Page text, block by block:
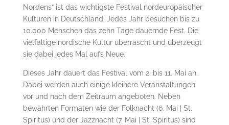
Nordens“ ist das wichtigste Festival nordeuropäischer
Kulturen in Deutschland. Jedes Jahr besuchen bis zu
10.000 Menschen das zehn Tage dauernde Fest. Die
vielfältige nordische Kultur überrascht und überzeugt
sie dabei jedes Mal aufs Neue.
Dieses Jahr dauert das Festival vom 2. bis 11. Mai an.
Dabei werden auch einige kleinere Veranstaltungen
vor und nach dem Zeitraum angeboten. Neben
bewährten Formaten wie der Folknacht (6. Mai | St.
Spiritus) und der Jazznacht (7. Mai | St. Spiritus) sind